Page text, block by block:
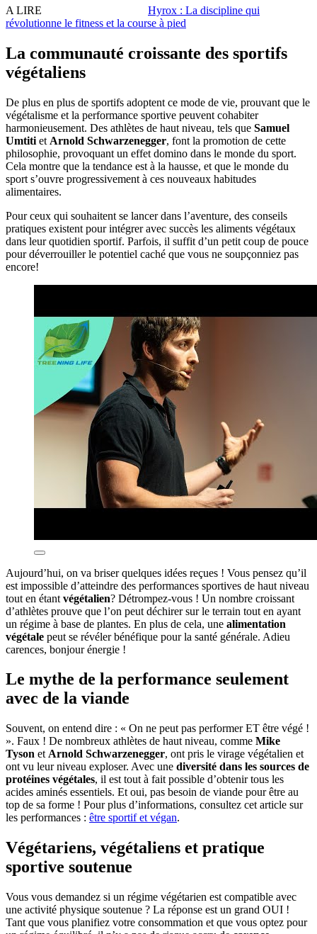
A LIRE
Hyrox : La discipline qui
révolutionne le fitness et la course à pied
La communauté croissante des sportifs
végétaliens
De plus en plus de sportifs adoptent ce mode de vie, prouvant que le
végétalisme et la performance sportive peuvent cohabiter
harmonieusement. Des athlètes de haut niveau, tels que Samuel
Umtiti et Arnold Schwarzenegger, font la promotion de cette
philosophie, provoquant un effet domino dans le monde du sport.
Cela montre que la tendance est à la hausse, et que le monde du
sport s’ouvre progressivement à ces nouveaux habitudes
alimentaires.
Pour ceux qui souhaitent se lancer dans l’aventure, des conseils
pratiques existent pour intégrer avec succès les aliments végétaux
dans leur quotidien sportif. Parfois, il suffit d’un petit coup de pouce
pour déverrouiller le potentiel caché que vous ne soupçonniez pas
encore!
Aujourd’hui, on va briser quelques idées reçues ! Vous pensez qu’il
est impossible d’atteindre des performances sportives de haut niveau
tout en étant végétalien? Détrompez-vous ! Un nombre croissant
d’athlètes prouve que l’on peut déchirer sur le terrain tout en ayant
un régime à base de plantes. En plus de cela, une alimentation
végétale peut se révéler bénéfique pour la santé générale. Adieu
carences, bonjour énergie !
Le mythe de la performance seulement
avec de la viande
Souvent, on entend dire : « On ne peut pas performer ET être végé !
». Faux ! De nombreux athlètes de haut niveau, comme Mike
Tyson et Arnold Schwarzenegger, ont pris le virage végétalien et
ont vu leur niveau exploser. Avec une diversité dans les sources de
protéines végétales, il est tout à fait possible d’obtenir tous les
acides aminés essentiels. Et oui, pas besoin de viande pour être au
top de sa forme ! Pour plus d’informations, consultez cet article sur
les performances : être sportif et végan.
Végétariens, végétaliens et pratique
sportive soutenue
Vous vous demandez si un régime végétarien est compatible avec
une activité physique soutenue ? La réponse est un grand OUI !
Tant que vous planifiez votre consommation et que vous optez pour